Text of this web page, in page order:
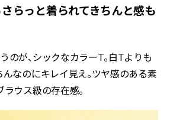
さらっと着られてきちんと感も
のが、シックなカラーT。白Tよりも
んなのにキレイ見え。ツヤ感のある素
ウス級の存在感。